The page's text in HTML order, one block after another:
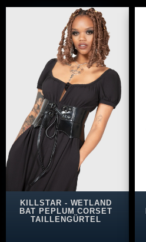
KILLSTAR - WETLAND
BAT PEPLUM CORSET
TAILLENGÜRTEL